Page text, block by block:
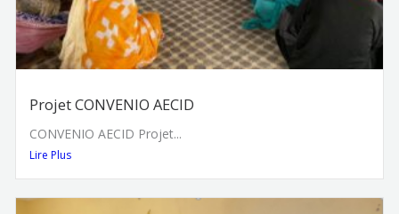
Projet CONVENIO AECID
CONVENIO AECID Projet...
Lire Plus